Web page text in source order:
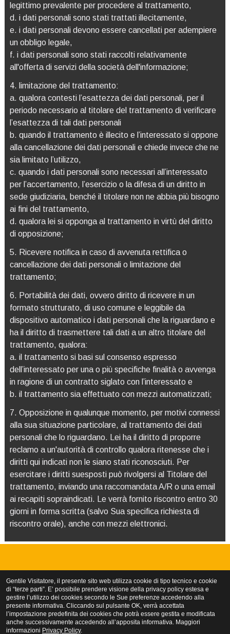
legittimo prevalente per procedere al trattamento,
d. i dati personali sono stati trattati illecitamente,
e. i dati personali devono essere cancellati per adempiere
un obbligo legale,
f. i dati personali sono stati raccolti relativamente
all'offerta di servizi della società dell'informazione;
4. limitazione del trattamento:
a. qualora contesti l’esattezza dei dati personali, per il
periodo necessario al titolare del trattamento di verificare
l’esattezza di tali dati personali
b. quando il trattamento è illecito e l’interessato si oppone
alla cancellazione dei dati personali e chiede invece che ne
sia limitato l’utilizzo,
c. quando i dati personali sono necessari all’interessato
per l’accertamento, l’esercizio o la difesa di un diritto in
sede giudiziaria, benché il titolare non ne abbia più bisogno
ai fini del trattamento,
d. qualora lei si opponga al trattamento in virtù del diritto
di opposizione;
5. Ricevere notifica in caso di avvenuta rettifica o
cancellazione dei dati personali o limitazione del
trattamento;
6. Portabilità dei dati, ovvero diritto di ricevere in un
formato strutturato, di uso comune e leggibile da
dispositivo automatico i dati personali che la riguardano e
ha il diritto di trasmettere tali dati a un altro titolare del
trattamento, qualora:
a. il trattamento si basi sul consenso espresso
dell’interessato per una o più specifiche finalità o avvenga
in ragione di un contratto siglato con l’interessato e
b. il trattamento sia effettuato con mezzi automatizzati;
7. Opposizione in qualunque momento, per motivi connessi
alla sua situazione particolare, al trattamento dei dati
personali che lo riguardano. Lei ha il diritto di proporre
reclamo a un'autorità di controllo qualora ritenesse che i
diritti qui indicati non le siano stati riconosciuti. Per
esercitare i diritti suesposti può rivolgersi al Titolare del
trattamento, inviando una raccomandata A/R o una email
ai recapiti sopraindicati. Le verrà fornito riscontro entro 30
giorni in forma scritta (salvo Sua specifica richiesta di
riscontro orale), anche con mezzi elettronici.
107, Localita ' Cares | 38077 Comano Terme (TN) - Italia
P.I. 00943250225 | Tel. +39 0465 701616 | info@asfaltedil.tn.it
Privacy policy
Gestione cookies
Gentile Visitatore, il presente sito web utilizza cookie di tipo tecnico e cookie
di “terze parti”. E’ possibile prendere visione della privacy policy estesa e
gestire l’utilizzo dei cookies secondo le Sue preferenze accedendo alla
presente informativa. Cliccando sul pulsante OK, verrà accettata
l’impostazione predefinita dei cookies che potrà essere gestita e modificata
anche successivamente accedendo all’apposita informativa. Maggiori
informazioni Privacy Policy.